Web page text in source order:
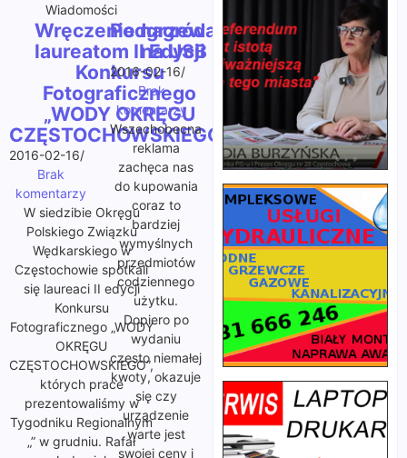
Wiadomości
Wręczenie nagród
laureatom II Edycji
Konkursu
Fotograficznego
„WODY OKRĘGU
CZĘSTOCHOWSKIEGO”
2016-02-16/
Brak
komentarzy
W siedzibie Okręgu
Polskiego Związku
Wędkarskiego w
Częstochowie spotkali
się laureaci II edycji
Konkursu
Fotograficznego „WODY
OKRĘGU
CZĘSTOCHOWSKIEGO”,
których prace
prezentowaliśmy w
Tygodniku Regionalnym
„” w grudniu. Rafał
Podgrzewacz
na USB
2016-02-16/
Brak
komentarzy
Wszechobecna
reklama
zachęca nas
do kupowania
coraz to
bardziej
wymyślnych
przedmiotów
codziennego
użytku.
Dopiero po
wydaniu
często niemałej
kwoty, okazuje
się czy
urządzenie
warte jest
swojej ceny i